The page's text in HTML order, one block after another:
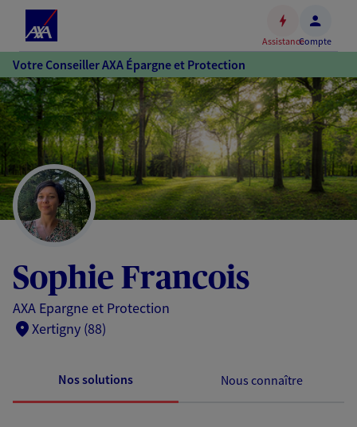
Accéder
au
contenu
principal
Accéder
au
pied
de
page
AssistanceCompte
Votre Conseiller AXA Épargne et Protection
Sophie Francois
AXA Epargne et Protection
Xertigny (88)
Nos solutions Nous connaître